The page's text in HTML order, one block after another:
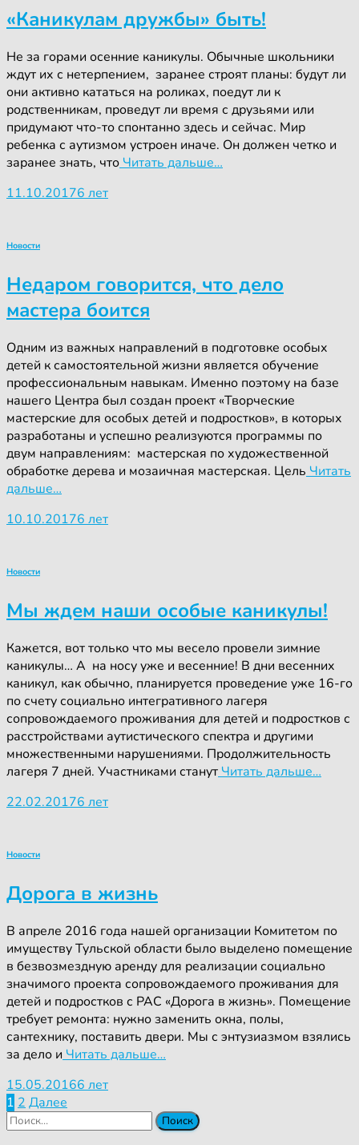
«Каникулам дружбы» быть!
Не за горами осенние каникулы. Обычные школьники
ждут их с нетерпением, заранее строят планы: будут ли
они активно кататься на роликах, поедут ли к
родственникам, проведут ли время с друзьями или
придумают что-то спонтанно здесь и сейчас. Мир
ребенка с аутизмом устроен иначе. Он должен четко и
заранее знать, что Читать дальше…
11.10.20176 лет
Новости
Недаром говорится, что дело
мастера боится
Одним из важных направлений в подготовке особых
детей к самостоятельной жизни является обучение
профессиональным навыкам. Именно поэтому на базе
нашего Центра был создан проект «Творческие
мастерские для особых детей и подростков», в которых
разработаны и успешно реализуются программы по
двум направлениям: мастерская по художественной
обработке дерева и мозаичная мастерская. Цель Читать
дальше…
10.10.20176 лет
Новости
Мы ждем наши особые каникулы!
Кажется, вот только что мы весело провели зимние
каникулы… А на носу уже и весенние! В дни весенних
каникул, как обычно, планируется проведение уже 16-го
по счету социально интегративного лагеря
сопровождаемого проживания для детей и подростков с
расстройствами аутистического спектра и другими
множественными нарушениями. Продолжительность
лагеря 7 дней. Участниками станут Читать дальше…
22.02.20176 лет
Новости
Дорога в жизнь
В апреле 2016 года нашей организации Комитетом по
имуществу Тульской области было выделено помещение
в безвозмездную аренду для реализации социально
значимого проекта сопровождаемого проживания для
детей и подростков с РАС «Дорога в жизнь». Помещение
требует ремонта: нужно заменить окна, полы,
сантехнику, поставить двери. Мы с энтузиазмом взялись
за дело и Читать дальше…
15.05.20166 лет
Пагинация
записей
1 2 Далее
Найти: